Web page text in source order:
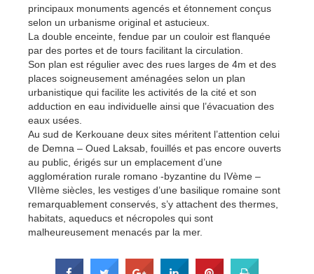
principaux monuments agencés et étonnement conçus
selon un urbanisme original et astucieux.
La double enceinte, fendue par un couloir est flanquée
par des portes et de tours facilitant la circulation.
Son plan est régulier avec des rues larges de 4m et des
places soigneusement aménagées selon un plan
urbanistique qui facilite les activités de la cité et son
adduction en eau individuelle ainsi que l’évacuation des
eaux usées.
Au sud de Kerkouane deux sites méritent l’attention celui
de Demna – Oued Laksab, fouillés et pas encore ouverts
au public, érigés sur un emplacement d’une
agglomération rurale romano -byzantine du IVème –
VIIème siècles, les vestiges d’une basilique romaine sont
remarquablement conservés, s’y attachent des thermes,
habitats, aqueducs et nécropoles qui sont
malheureusement menacés par la mer.